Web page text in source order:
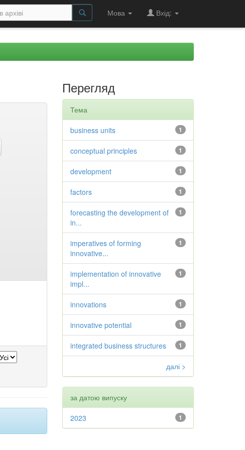
Мова Вхід:
Перегляд
Тема
1
business units
1
conceptual principles
1
development
1
factors
1
forecasting the development of
in...
1
imperatives of forming
innovative...
1
implementation of innovative
impl...
1
innovations
1
innovative potential
1
integrated business structures
далі >
за датою випуску
1
2023